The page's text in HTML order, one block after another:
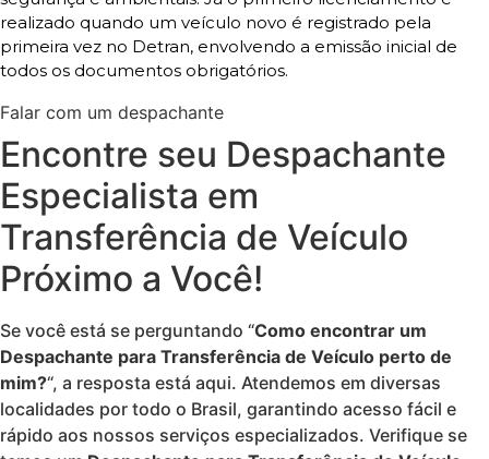
realizado quando um veículo novo é registrado pela
primeira vez no Detran, envolvendo a emissão inicial de
todos os documentos obrigatórios.
Falar com um despachante
Encontre seu Despachante
Especialista em
Transferência de Veículo
Próximo a Você!
Se você está se perguntando “Como encontrar um
Despachante para Transferência de Veículo perto de
mim?“, a resposta está aqui. Atendemos em diversas
localidades por todo o Brasil, garantindo acesso fácil e
rápido aos nossos serviços especializados. Verifique se